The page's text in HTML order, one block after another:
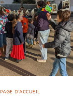
PAGE D'ACCUEIL